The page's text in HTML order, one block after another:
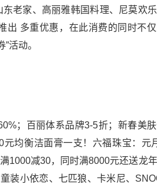
老家、高丽雅韩国料理、尼莫欢乐
出 多重优惠，在此消费的同时不
活动。
；百丽体系品牌3-5折；新春美
均衡洁面膏一支！六福珠宝：元
1000减30，同时满8000元还送龙
装小依恋、七匹狼、卡米尼、